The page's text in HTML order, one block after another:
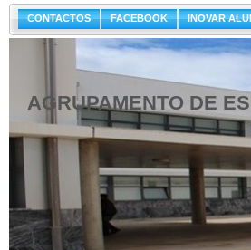
CONTACTOS FACEBOOK INOVAR
AGRUPAMENTO DE